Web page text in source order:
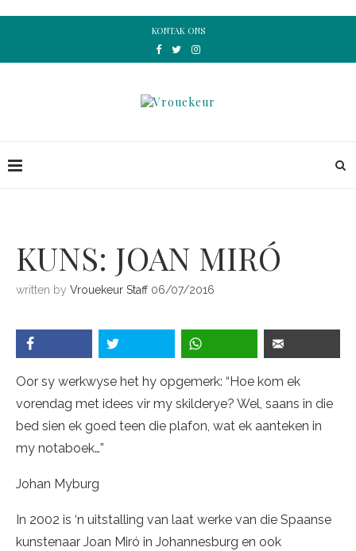
KONTAK ONS
KUNS: JOAN MIRÓ
written by Vrouekeur Staff 06/07/2016
Oor sy werkwyse het hy opgemerk: “Hoe kom ek
vorendag met idees vir my skilderye? Wel, saans in die
bed sien ek goed teen die plafon, wat ek aanteken in
my notaboek…”
Johan Myburg
In 2002 is ‘n uitstalling van laat werke van die Spaanse
kunstenaar Joan Miró in Johannesburg en ook